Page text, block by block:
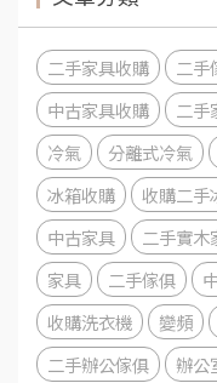
二手家具收購 二手
中古家具收購
二手
冷氣
分離式冷氣
冰箱收購
收購二手
中古家具
二手實木
家具
二手傢俱
收購洗衣機
變頻
二手辦公傢俱
辦公